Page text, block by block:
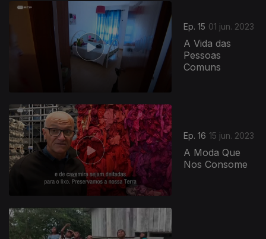
Ep. 15 01 jun. 2023
A Vida das
Pessoas
Comuns
Ep. 16 15 jun. 2023
A Moda Que
Nos Consome